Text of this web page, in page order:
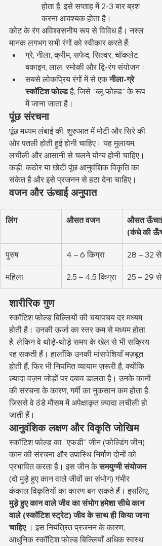
होता है; इसे सप्ताह में 2-3 बार ब्रश
करना आवश्यक होता है।
कोट के रंग अविश्वसनीय रूप से विविध हैं। नस्ल
मानक लगभग सभी रंगों को स्वीकार करते हैं:
ग्रे, नीला, क्रीम, सफेद, सिल्वर, चॉकलेट,
बकाइन, लाल, स्मोकी और द्वि-रंग संयोजन।
सबसे लोकप्रिय रंगों में से एक नीला-ग्रे
स्कॉटिश फोल्ड है, जिसे "ब्लू फोल्ड" के रूप
में जाना जाता है।
पूंछ संरचना
पूंछ मध्यम लंबाई की, शुरुआत में मोटी और सिरे की
ओर पतली होती हुई होनी चाहिए। यह मुलायम,
लचीली और आसानी से चलने योग्य होनी चाहिए।
कड़ी, कठोर या छोटी पूंछ आनुवंशिक विकृति का
संकेत है और इसे प्रजनन से हटा देना चाहिए।
वजन और ऊंचाई अनुपात
लिंग औसत वजन
औसत ऊँचाई
(कंधे की
पुरुष 4 – 6 किग्रा 28 – 32 सेमी
महिला 2.5 – 4.5 किग्रा 25 – 29 सेमी
शारीरिक गुण
स्कॉटिश फोल्ड बिल्लियों की चयापचय दर मध्यम
होती है। उनकी ऊर्जा का स्तर कम से मध्यम होता
है, लेकिन वे थोड़े-थोड़े समय के खेल से भी सक्रिय
रह सकती हैं। हालाँकि उनकी मांसपेशियाँ मज़बूत
होती हैं, फिर भी नियमित व्यायाम ज़रूरी है, क्योंकि
ज़्यादा वज़न जोड़ों पर दबाव डालता है। उनके कानों
की संरचना के कारण, गर्मी का नुकसान कम होता है,
जिससे वे ठंडे मौसम में अपेक्षाकृत ज़्यादा लचीली हो
जाती हैं।
आनुवंशिक लक्षण और विकृति जोखिम
स्कॉटिश फोल्ड का "एफडी" जीन (फोल्डिंग जीन)
कान की संरचना और उपास्थि निर्माण दोनों को
प्रभावित करता है। इस जीन के समयुग्मी संयोजन
(दो मुड़े हुए कान वाले जीवों का संभोग) गंभीर
कंकाल विकृतियों का कारण बन सकते हैं। इसलिए,
मुड़े हुए कान वाले जीव का संभोग हमेशा सीधे कान
वाले (स्कॉटिश स्ट्रेट) जीव के साथ ही किया जाना
चाहिए । इस नियंत्रित प्रजनन के कारण,
आधुनिक स्कॉटिश फोल्ड बिल्लियाँ अधिक स्वस्थ